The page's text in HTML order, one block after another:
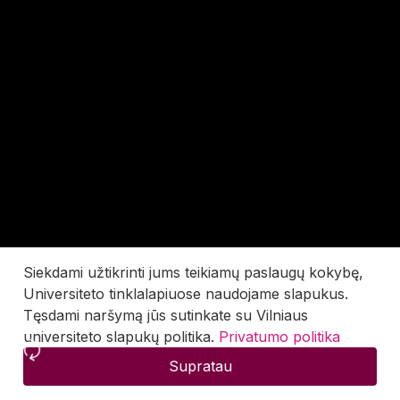
Siekdami užtikrinti jums teikiamų paslaugų kokybę,
Universiteto tinklalapiuose naudojame slapukus.
Tęsdami naršymą jūs sutinkate su Vilniaus
universiteto slapukų politika. Privatumo politika
Supratau